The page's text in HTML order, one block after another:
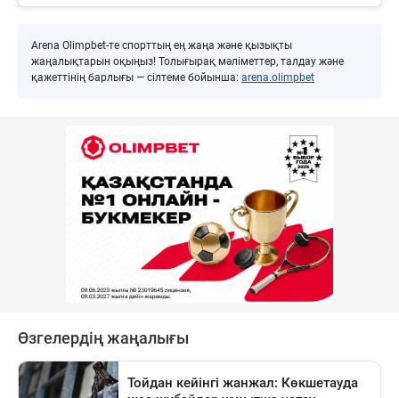
Arena Olimpbet-те спорттың ең жаңа және қызықты
жаңалықтарын оқыңыз! Толығырақ мәліметтер, талдау және
қажеттінің барлығы — сілтеме бойынша: arena.olimpbet